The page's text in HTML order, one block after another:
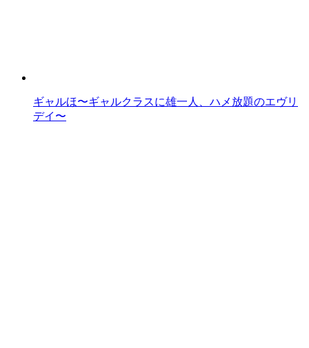
ギャルほ〜ギャルクラスに雄一人、ハメ放題のエヴリ
デイ〜